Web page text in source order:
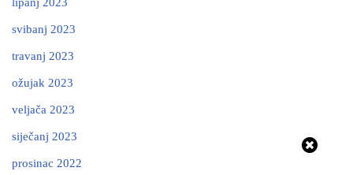
svibanj 2023
travanj 2023
ožujak 2023
veljača 2023
siječanj 2023
prosinac 2022